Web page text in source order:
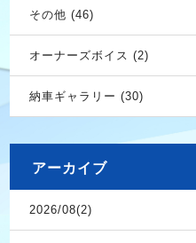
その他 (46)
オーナーズボイス (2)
納車ギャラリー (30)
アーカイブ
2026/08(2)